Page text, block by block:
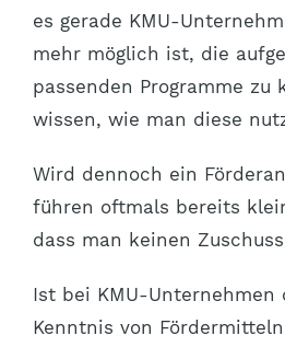
es gerade KMU-
mehr möglich ist, die
passenden Programme zu
wissen, wie man diese
Wird dennoch ein
führen oftmals bereits
dass man keinen
Ist bei KMU-Unternehmen
Kenntnis von